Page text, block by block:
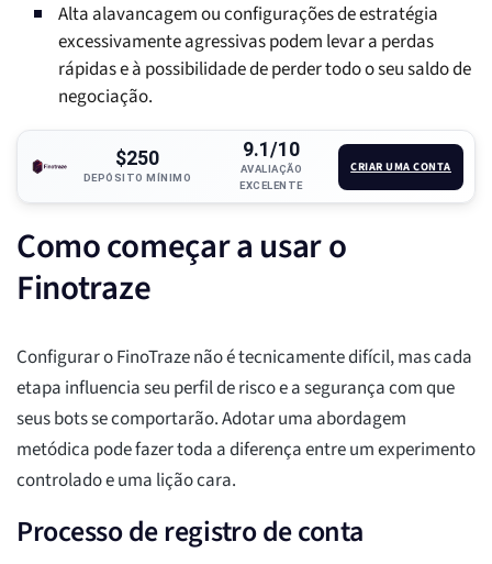
Alta alavancagem ou configurações de estratégia
excessivamente agressivas podem levar a perdas
rápidas e à possibilidade de perder todo o seu saldo de
negociação.
$250
DEPÓSITO MÍNIMO
9.1/10
AVALIAÇÃO
EXCELENTE
CRIAR UMA CONTA
Como começar a usar o
Finotraze
Configurar o FinoTraze não é tecnicamente difícil, mas cada
etapa influencia seu perfil de risco e a segurança com que
seus bots se comportarão. Adotar uma abordagem
metódica pode fazer toda a diferença entre um experimento
controlado e uma lição cara.
Processo de registro de conta